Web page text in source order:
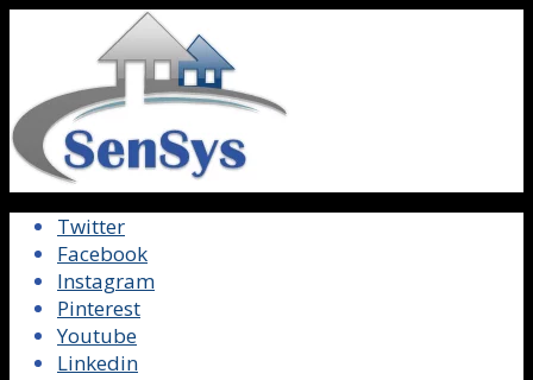
Twitter
Facebook
Instagram
Pinterest
Youtube
Linkedin